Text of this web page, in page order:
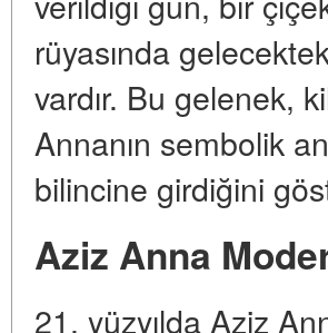
rüyasında
vardır. Bu gelenek,
Annanın sembolik
bilincine girdiğini
Aziz Anna
21. yüzyılda Aziz